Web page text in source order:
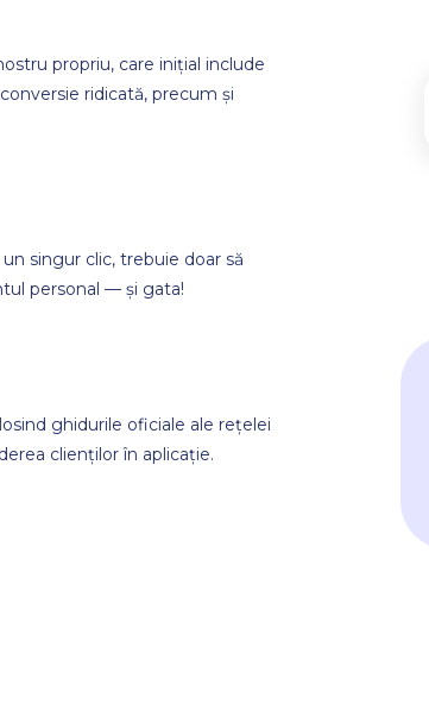
propriu, care inițial include
ridicată, precum și
singur clic, trebuie doar să
personal — și gata!
ghidurile oficiale ale rețelei
clienților în aplicație.